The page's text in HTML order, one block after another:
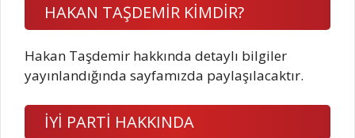
HAKAN TAŞDEMİR KİMDİR?
Hakan Taşdemir hakkında detaylı bilgiler
yayınlandığında sayfamızda paylaşılacaktır.
İYİ PARTİ HAKKINDA